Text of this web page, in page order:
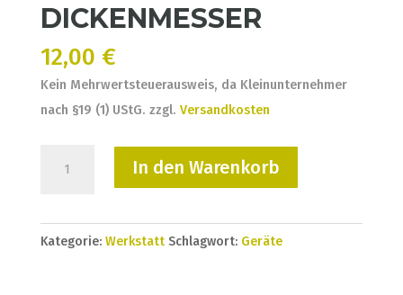
DICKENMESSER
12,00 €
Kein Mehrwertsteuerausweis, da Kleinunternehmer
nach §19 (1) UStG. zzgl. Versandkosten
In den Warenkorb
Kategorie: Werkstatt Schlagwort: Geräte